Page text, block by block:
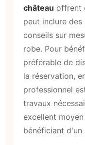
château offrent
peut inclure
conseils sur
robe. Pour
préférable de
la réservation,
professionnel
travaux
excellent
bénéficiant d'un